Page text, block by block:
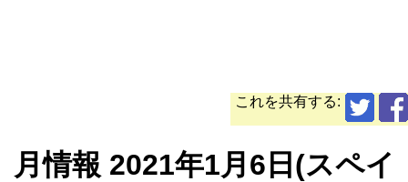
これを共有する:
月情報 2021年1月6日(スペイ